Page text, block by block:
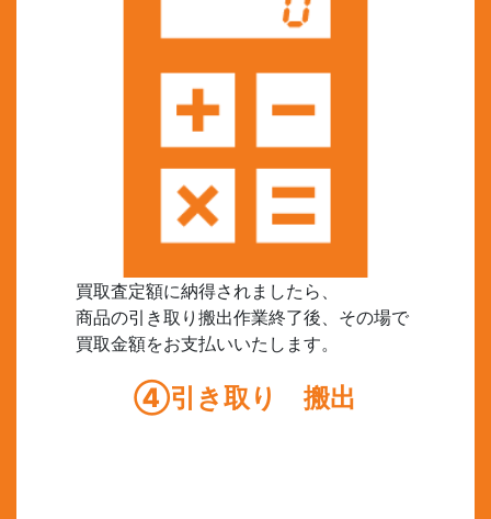
買取査定額に納得されましたら、
商品の引き取り搬出作業終了後、その場で
買取金額をお支払いいたします。
④引き取り 搬出